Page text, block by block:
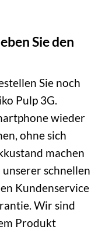
Sie den
Sie noch
Pulp 3G.
wieder
ohne sich
machen
schnellen
Kundenservice
Wir sind
Produkt